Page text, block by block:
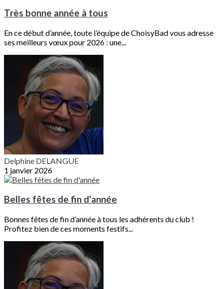
Très bonne année à tous
En ce début d’année, toute l’équipe de ChoisyBad vous adresse
ses meilleurs vœux pour 2026 : une...
Delphine DELANGUE
1 janvier 2026
Belles fêtes de fin d'année
Bonnes fêtes de fin d’année à tous les adhérents du club !
Profitez bien de ces moments festifs...